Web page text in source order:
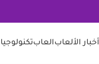
أخبار الألعابالعابتكنولوجيا